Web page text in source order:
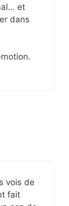
et
dans
vois de
fait